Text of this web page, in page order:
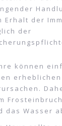
Erhalt der
der
können
erheblichen
das Wasser